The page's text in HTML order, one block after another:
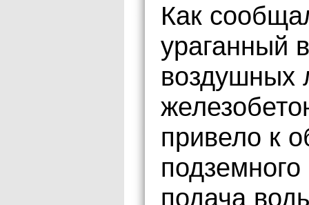
Как
ураганный
воздушных
привело к
подача